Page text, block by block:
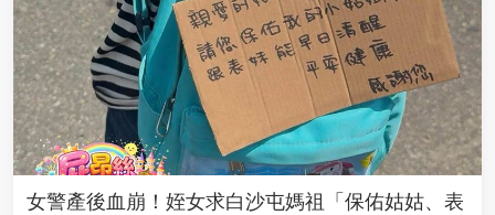
女警產後血崩！姪女求白沙屯媽祖「保佑姑姑、表